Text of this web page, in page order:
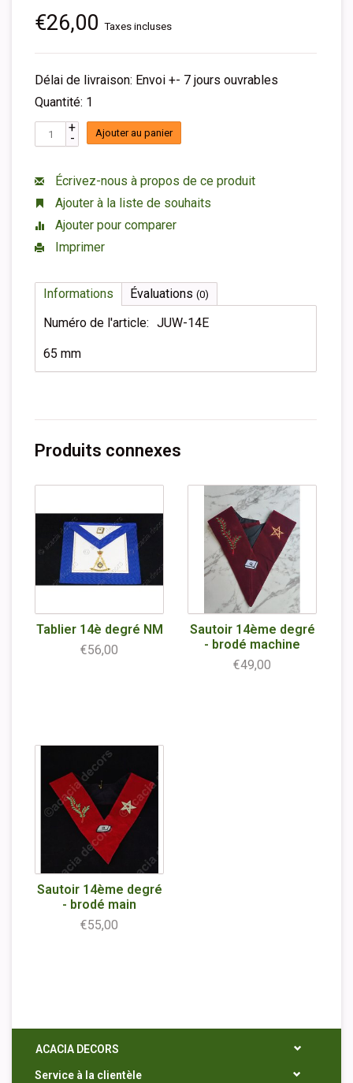
€26,00 Taxes incluses
Délai de livraison: Envoi +- 7 jours ouvrables
Quantité: 1
+
- Ajouter au panier
Écrivez-nous à propos de ce produit
Ajouter à la liste de souhaits
Ajouter pour comparer
Imprimer
Informations Évaluations (0)
Numéro de l'article: JUW-14E
65 mm
Produits connexes
Tablier 14è degré NM
€56,00
Sautoir 14ème degré
- brodé machine
€49,00
Sautoir 14ème degré
- brodé main
€55,00
ACACIA DECORS
Service à la clientèle